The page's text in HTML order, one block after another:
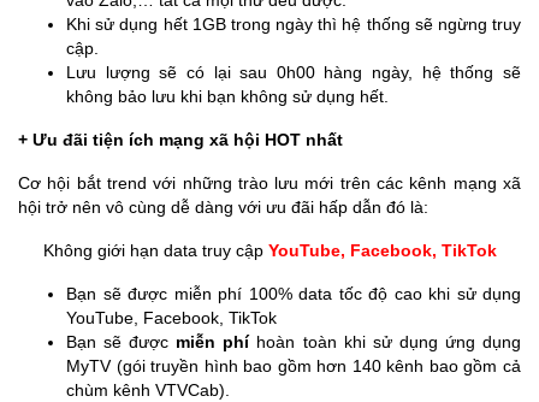
Khi sử dụng hết 1GB trong ngày thì hệ thống sẽ ngừng truy
cập.
Lưu lượng sẽ có lại sau 0h00 hàng ngày, hệ thống sẽ
không bảo lưu khi bạn không sử dụng hết.
+ Ưu đãi tiện ích mạng xã hội HOT nhất
Cơ hội bắt trend với những trào lưu mới trên các kênh mạng xã
hội trở nên vô cùng dễ dàng với ưu đãi hấp dẫn đó là:
Không giới hạn data truy cập YouTube, Facebook, TikTok
Bạn sẽ được miễn phí 100% data tốc độ cao khi sử dụng
YouTube, Facebook, TikTok
Bạn sẽ được miễn phíhoàn toàn khi sử dụng ứng dụng
MyTV (gói truyền hình bao gồm hơn 140 kênh bao gồm cả
chùm kênh VTVCab).